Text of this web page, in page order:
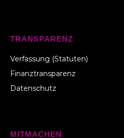
TRANSPARENZ
Verfassung (Statuten)
Finanztransparenz
Datenschutz
MITMACHEN